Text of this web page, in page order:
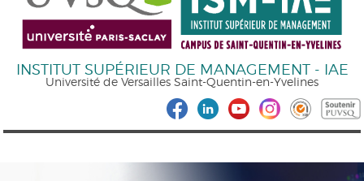
INSTITUT SUPÉRIEUR DE MANAGEMENT - IAE
Université de Versailles Saint-Quentin-en-Yvelines